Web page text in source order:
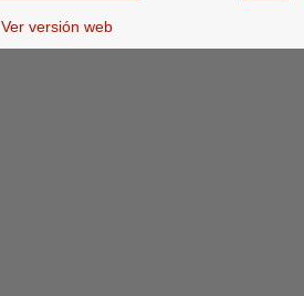
Ver versión web